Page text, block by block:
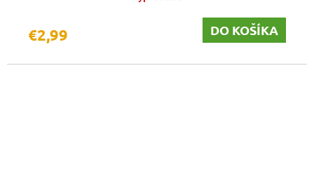
€2,99 DO KOŠÍKA